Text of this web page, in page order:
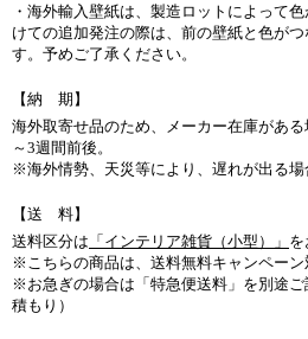
・海外輸入壁紙は、製造ロットによって
けての追加発注の際は、前の壁紙と色が
す。予めご了承ください。
【納 期】
海外取寄せ品のため、メーカー在庫があ
～3週間前後。
※海外情勢、天災等により、遅れが出る場
【送 料】
送料区分は 「インテリア雑貨（小型）」 を
※こちらの商品は、送料無料キャンペーン
※お急ぎの場合は「特急便送料」を別途ご
積もり）